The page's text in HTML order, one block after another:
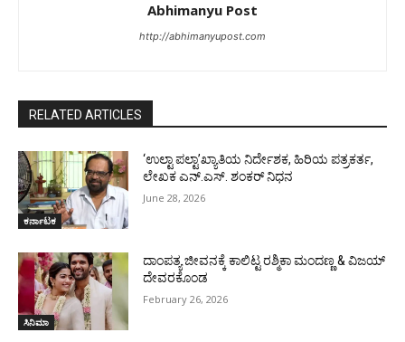
Abhimanyu Post
http://abhimanyupost.com
RELATED ARTICLES
ಕರ್ನಾಟಕ
‘ಉಲ್ಟಾ ಪಲ್ಟಾ’ಖ್ಯಾತಿಯ ನಿರ್ದೇಶಕ, ಹಿರಿಯ ಪತ್ರಕರ್ತ,
ಲೇಖಕ ಎನ್.ಎಸ್. ಶಂಕರ್ ನಿಧನ
June 28, 2026
ಸಿನಿಮಾ
ದಾಂಪತ್ಯ ಜೀವನಕ್ಕೆ ಕಾಲಿಟ್ಟ ರಶ್ಮಿಕಾ ಮಂದಣ್ಣ & ವಿಜಯ್
ದೇವರಕೊಂಡ
February 26, 2026